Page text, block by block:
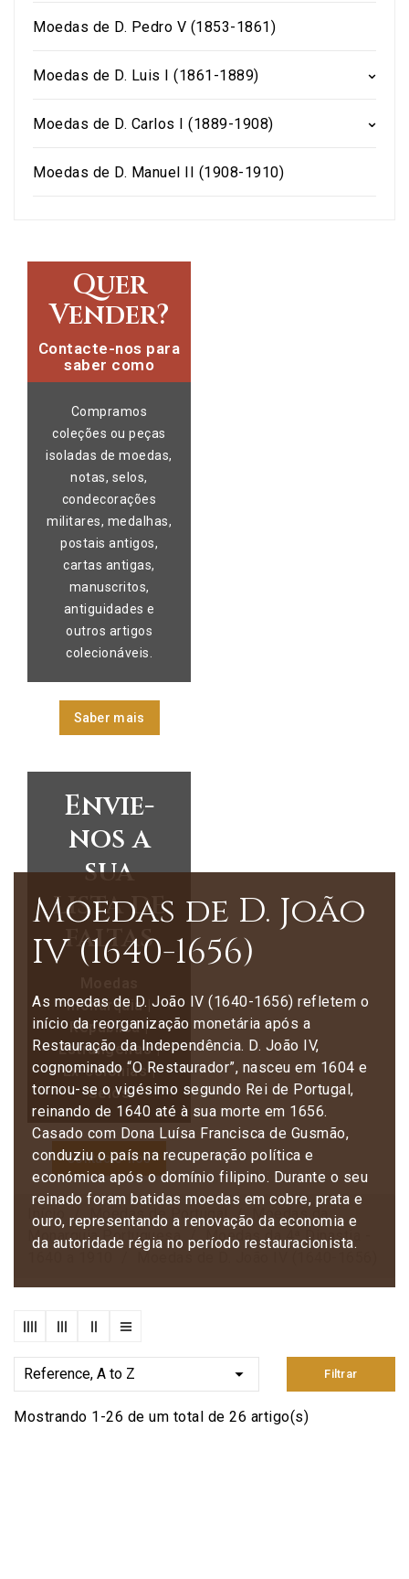
Moedas de D. Pedro V (1853-1861)
Moedas de D. Luis I (1861-1889)
Moedas de D. Carlos I (1889-1908)
Moedas de D. Manuel II (1908-1910)
Quer
Vender?
Contacte-nos para
saber como
Compramos
coleções ou peças
isoladas de moedas,
notas, selos,
condecorações
militares, medalhas,
postais antigos,
cartas antigas,
manuscritos,
antiguidades e
outros artigos
colecionáveis.
Saber mais
Envie-
nos a
sua
lista de
faltas
monarquia |
República |
Estrangeiras |
Ex-colónias |
Selos
Contacte-nos
Início Moedas de Portugal
Moedas da
Monarquia Portuguesa
Moedas da 4ª Dinastia -
Moedas de D. João
IV (1640-1656)
As moedas de D. João IV (1640-1656) refletem o
início da reorganização monetária após a
Restauração da Independência. D. João IV,
cognominado “O Restaurador”, nasceu em 1604 e
tornou-se o vigésimo segundo Rei de Portugal,
reinando de 1640 até à sua morte em 1656.
Casado com Dona Luísa Francisca de Gusmão,
conduziu o país na recuperação política e
económica após o domínio filipino. Durante o seu
reinado foram batidas moedas em cobre, prata e
ouro, representando a renovação da economia e
da autoridade régia no período restauracionista.
Reference, A to Z  Filtrar
Mostrando 1-26 de um total de 26 artigo(s)